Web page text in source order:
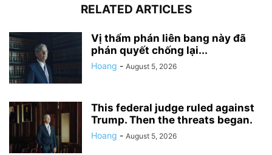
RELATED ARTICLES
Vị thẩm phán liên bang này đã
phán quyết chống lại...
Hoang - August 5, 2026
This federal judge ruled against
Trump. Then the threats began.
Hoang - August 5, 2026